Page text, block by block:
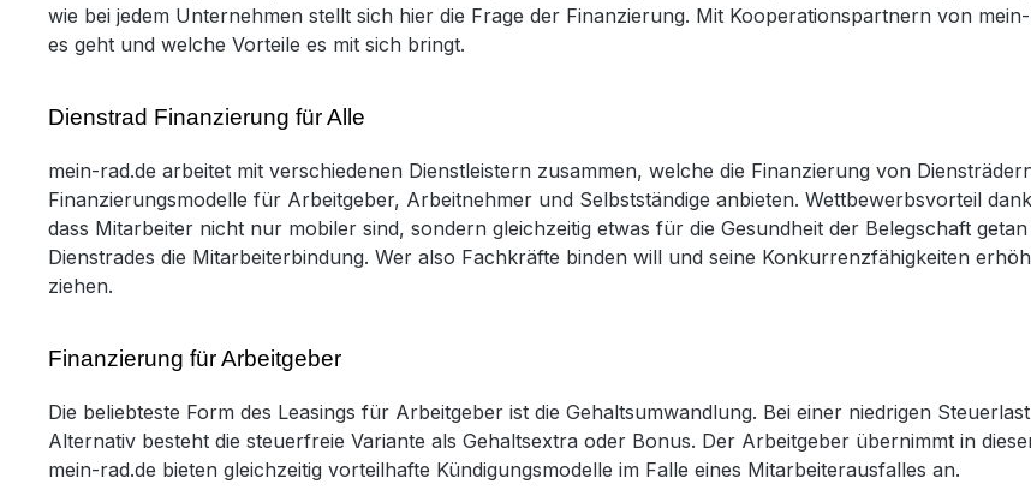
wie bei jedem Unternehmen stellt sich hier die Frage der Finanzierung. Mit Kooperationspartnern von
es geht und welche Vorteile es mit sich bringt.
Dienstrad Finanzierung für Alle
mein-rad.de arbeitet mit verschiedenen Dienstleistern zusammen, welche die Finanzierung von
Finanzierungsmodelle für Arbeitgeber, Arbeitnehmer und Selbstständige anbieten. Wettbewerbsvorteil
dass Mitarbeiter nicht nur mobiler sind, sondern gleichzeitig etwas für die Gesundheit der Belegschaft
Dienstrades die Mitarbeiterbindung. Wer also Fachkräfte binden will und seine Konkurrenzfähigkeiten
ziehen.
Finanzierung für Arbeitgeber
Die beliebteste Form des Leasings für Arbeitgeber ist die Gehaltsumwandlung. Bei einer niedrigen
Alternativ besteht die steuerfreie Variante als Gehaltsextra oder Bonus. Der Arbeitgeber übernimmt in
mein-rad.de bieten gleichzeitig vorteilhafte Kündigungsmodelle im Falle eines Mitarbeiterausfalles an.